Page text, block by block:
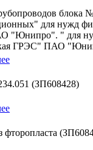
для нужд
"Юнипро". " для
ГРЭС" ПАО
(ЗП608428)
фторопласта